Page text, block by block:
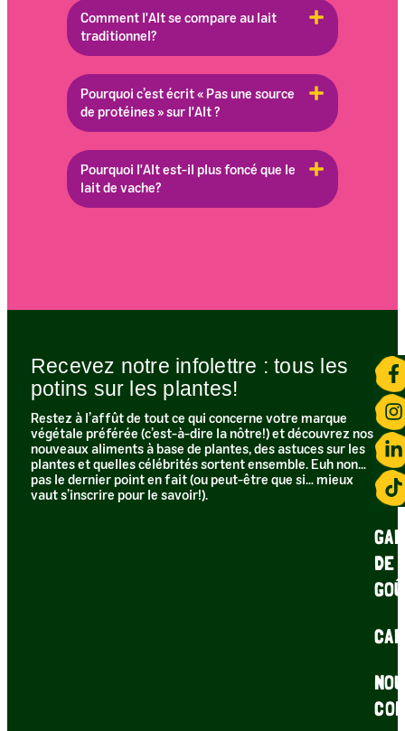
Comment l'Alt se compare au lait
traditionnel?
Pourquoi c’est écrit « Pas une source
de protéines » sur l'Alt ?
Pourquoi l'Alt est-il plus foncé que le
lait de vache?
Recevez notre infolettre : tous les
potins sur les plantes!​
Restez à l’affût de tout ce qui concerne votre marque
végétale préférée (c’est-à-dire la nôtre!) et découvrez nos
nouveaux aliments à base de plantes, des astuces sur les
plantes et quelles célébrités sortent ensemble. Euh non…
pas le dernier point en fait (ou peut-être que si… mieux
vaut s’inscrire pour le savoir!).
DE